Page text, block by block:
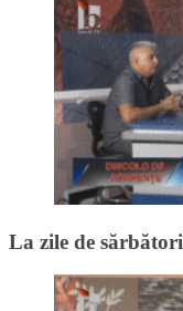
La zile de sărbători